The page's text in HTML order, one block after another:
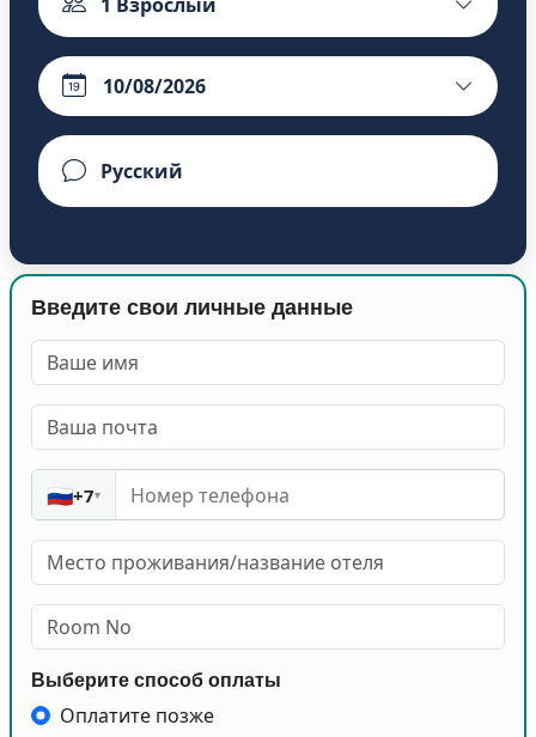
Введите свои личные данные
🇷🇺+7▾
Выберите способ оплаты
Оплатите позже